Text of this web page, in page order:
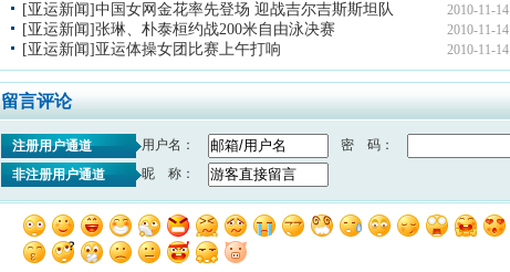
[亚运新闻]中国女网金花率先登场 迎战吉尔吉斯斯坦队 2010-11-14
[亚运新闻]张琳、朴泰桓约战200米自由泳决赛 2010-11-14
[亚运新闻]亚运体操女团比赛上午打响 2010-11-14
留言评论
注册用户通道 用户名： 密 码：
非注册用户通道
昵 称：